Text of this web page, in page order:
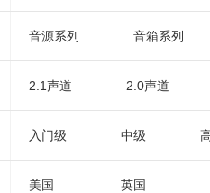
音源系列 音箱系列
2.1声道 2.0声道
入门级 中级
美国 英国